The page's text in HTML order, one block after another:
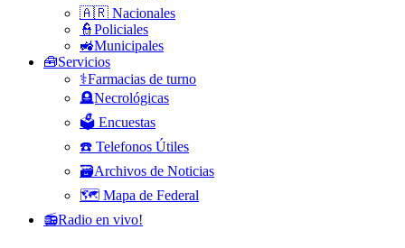
🇦🇷 Nacionales
👮Policiales
🚜Municipales
🧰Servicios
⚕️Farmacias de turno
🪦Necrológicas
🗳️ Encuestas
☎️ Telefonos Útiles
🗃️Archivos de Noticias
🗺️ Mapa de Federal
📻Radio en vivo!